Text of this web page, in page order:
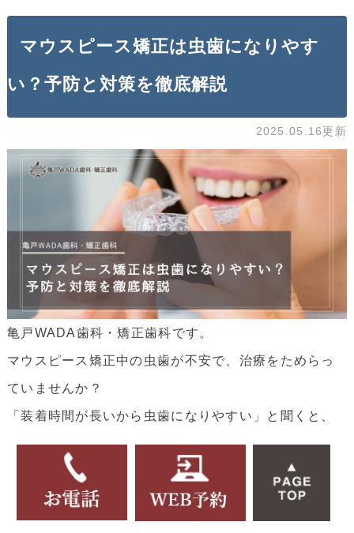
マウスピース矯正は虫歯になりやす
い？予防と対策を徹底解説
2025.05.16更新
亀戸WADA歯科・矯正歯科です。
マウスピース矯正中の虫歯が不安で、治療をためらっ
ていませんか？
「装着時間が長いから虫歯になりやすい」と聞くと、
心配になる方も多いでしょう。
今回は、マウスピース矯正中に虫歯になりやすい理由
と予防法、見つかった場合の対応について詳しく紹介